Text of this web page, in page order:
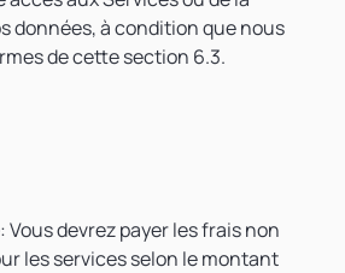
données, à condition que nous
de cette section 6.3.
Vous devrez payer les frais non
les services selon le montant